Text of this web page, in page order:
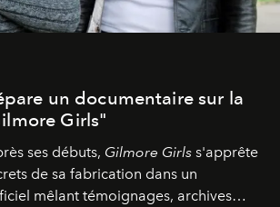
un documentaire sur la
Girls"
ses débuts, Gilmore Girls s'apprête
de sa fabrication dans un
mêlant témoignages, archives